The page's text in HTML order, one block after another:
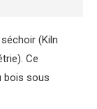
(Kiln
Ce
bois sous